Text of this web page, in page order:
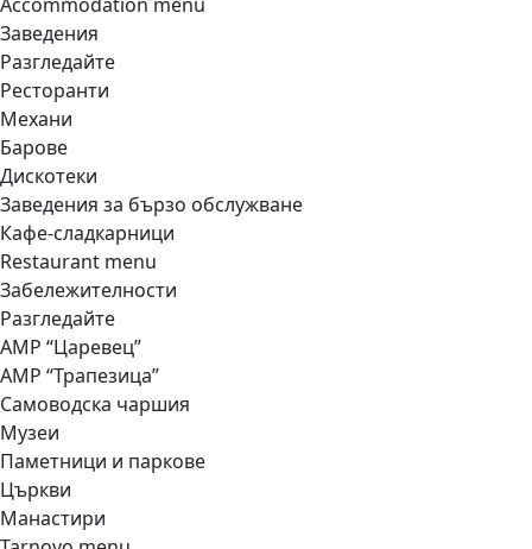
Заведения
Разгледайте
Ресторанти
Механи
Барове
Дискотеки
Заведения за бързо обслужване
Кафе-сладкарници
Restaurant menu
Забележителности
Разгледайте
АМР “Царевец”
АМР “Трапезица”
Самоводска чаршия
Музеи
Паметници и паркове
Църкви
Манастири